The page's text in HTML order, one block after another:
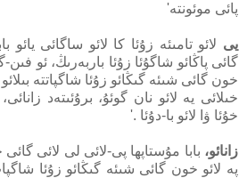
پائى موئونتە'
يى لائو تامىئە زۇئا كا لائو ساگائى
گائى پاڭائو شاگۇئا زۇئا باربەرىڭ، ئو فىن-
خون گائى شىئە گىڭائو زۇئا شاگپاتتە بىلائو
خىلائى يە لائو نان گوئۇ، برۇئىتەد
خۇئا ۋا لائو با-دۇئا .'
زانائو، بابا مۇستاپھا پى-لائى لى لائى گائى
پە لائو خون گائى شىئە گىڭائو زۇئا